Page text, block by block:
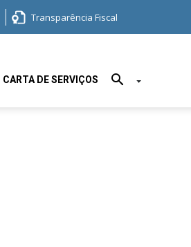
Transparência Fiscal
CARTA DE SERVIÇOS